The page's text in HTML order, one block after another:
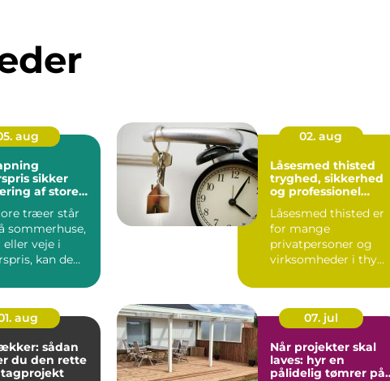
aug
sikker
af store
træer står
sommerhuse,
eller veje i
kan de
02. aug
Låsesmed thisted
tryghed, sikkerhed
og professionel
Låsesmed thisted er
for mange
privatpersoner og
virksomheder i thy
tryghed, hurtig hjæ...
aug
sådan
du den rette
07. jul
Når projekter skal
laves: hyr en
pålidelig tømrer på